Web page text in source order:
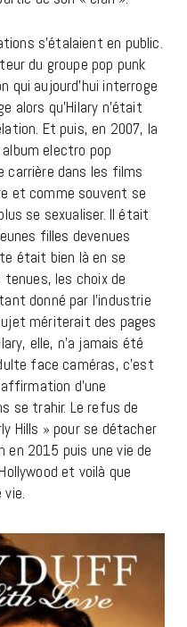
s’étalaient en public.
du groupe pop punk
qui aujourd’hui interroge
alors qu’Hilary n’était
Et puis, en 2007, la
electro pop
carrière dans les films
et comme souvent se
se sexualiser. Il était
filles devenues
était bien là en se
les choix de
donné par l’industrie
mériterait des pages
elle, n’a jamais été
face caméras, c’est
d’une
se trahir. Le refus de
Hills » pour se détacher
en 2015 puis une vie de
et voilà que